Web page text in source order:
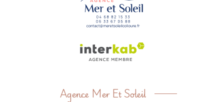
Agence Mer Et Soleil